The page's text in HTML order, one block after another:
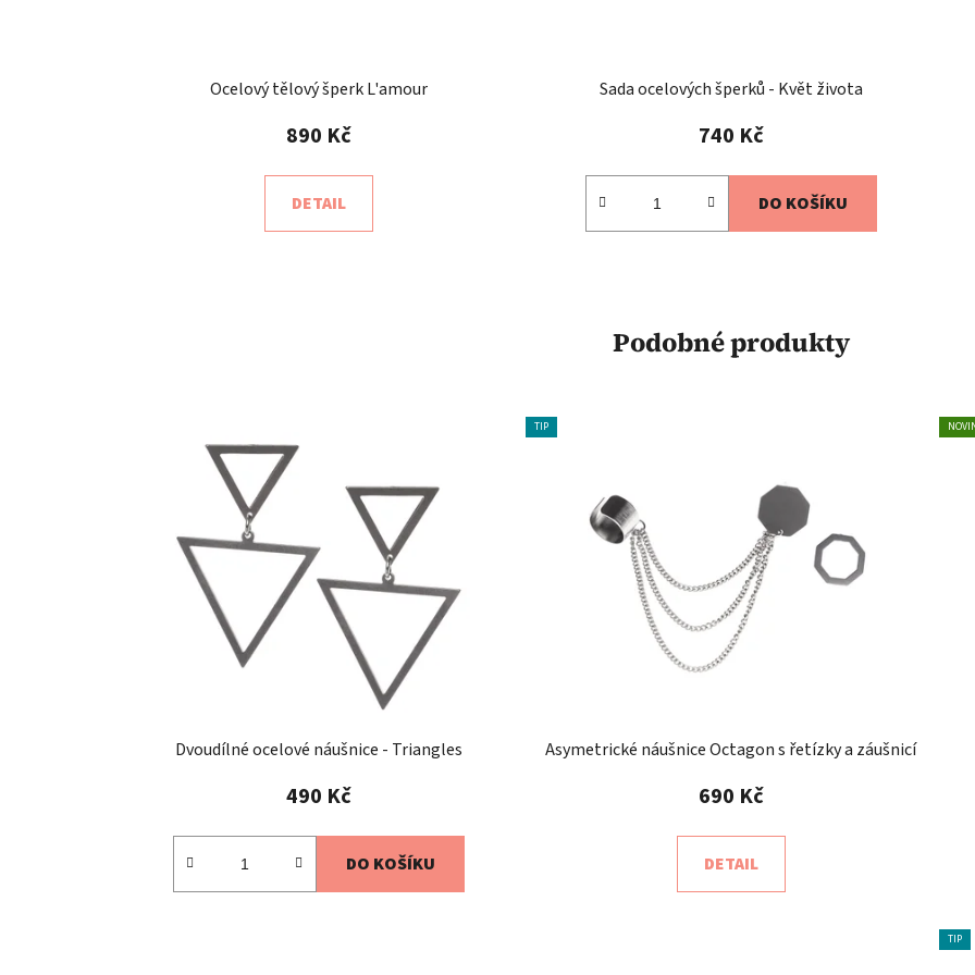
Ocelový tělový šperk L'amour
890 Kč
DETAIL
Sada ocelových šperků - Květ života
740 Kč
DO KOŠÍKU
Podobné produkty
Dvoudílné ocelové náušnice - Triangles
490 Kč
DO KOŠÍKU
TIP
Asymetrické náušnice Octagon s řetízky a záušnicí
690 Kč
DETAIL
TIP